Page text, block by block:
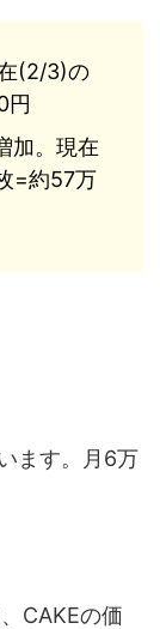
(2/3)の
円
加。現在
=約57万
ます。月6万
CAKEの価